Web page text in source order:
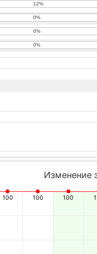
12%
0%
0%
0%
Изменение
100 100 100